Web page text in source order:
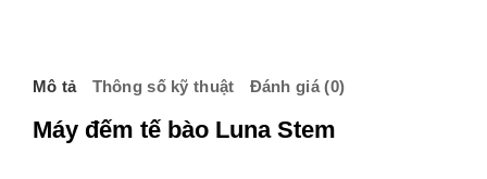
Mô tả Thông số kỹ thuật Đánh giá (0)
Máy đếm tế bào Luna Stem